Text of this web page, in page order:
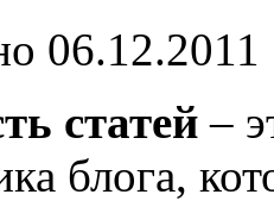
06.12.2011
статей –
блога,